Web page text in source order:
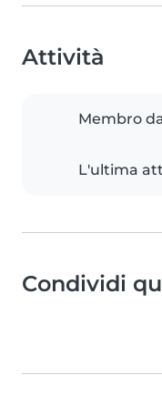
Attività
Membro
L'ultima
Condividi